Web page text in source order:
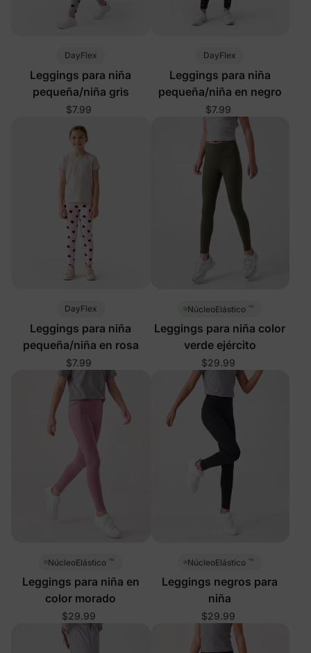
DayFlex
Leggings para niña
pequeña/niña gris
$7.99
DayFlex
Leggings para niña
pequeña/niña en negro
$7.99
DayFlex
Leggings para niña
pequeña/niña en rosa
$7.99
NúcleoElástico ™
Leggings para niña color
verde ejército
$29.99
NúcleoElástico ™
Leggings para niña en
color morado
$29.99
NúcleoElástico ™
Leggings negros para
niña
$29.99